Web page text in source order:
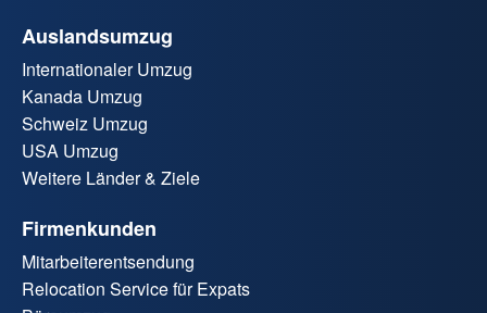
Auslandsumzug
Internationaler Umzug
Kanada Umzug
Schweiz Umzug
USA Umzug
Weitere Länder & Ziele
Firmenkunden
Mitarbeiterentsendung
Relocation Service für Expats